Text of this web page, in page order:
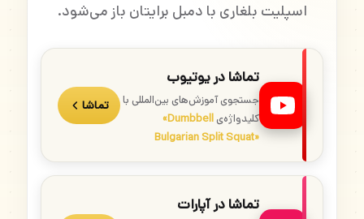
اسپلیت بلغاری با دمبل برایتان باز می‌شود.
تماشا در یوتیوب
جستجوی آموزش‌های بین‌المللی با
کلیدواژه‌ی«Dumbbell
Bulgarian Split Squat»
تماشا
تماشا در آپارات